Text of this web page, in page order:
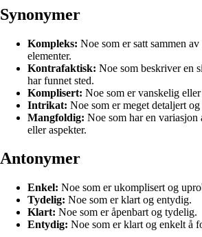
Synonymer
Kompleks: Noe som er satt sammen
elementer.
Kontrafaktisk: Noe som beskriver en
har funnet sted.
Komplisert: Noe som er vanskelig
Intrikat: Noe som er meget detaljert
Mangfoldig: Noe som har en
eller aspekter.
Antonymer
Enkel: Noe som er ukomplisert og
Tydelig: Noe som er klart og entydig.
Klart: Noe som er åpenbart og tydelig.
Entydig: Noe som er klart og enkelt å